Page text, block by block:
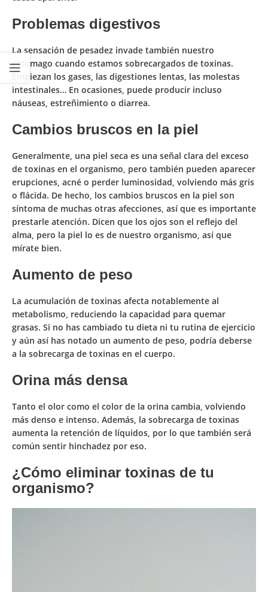
Problemas digestivos
La sensación de pesadez invade también nuestro
estomago cuando estamos sobrecargados de toxinas.
Empiezan los gases, las digestiones lentas, las molestas
intestinales… En ocasiones, puede producir incluso
náuseas, estreñimiento o diarrea.
Cambios bruscos en la piel
Generalmente, una piel seca es una señal clara del exceso
de toxinas en el organismo, pero también pueden aparecer
erupciones, acné o perder luminosidad, volviendo más gris
o flácida. De hecho, los cambios bruscos en la piel son
síntoma de muchas otras afecciones, así que es importante
prestarle atención. Dicen que los ojos son el reflejo del
alma, pero la piel lo es de nuestro organismo, así que
mírate bien.
Aumento de peso
La acumulación de toxinas afecta notablemente al
metabolismo, reduciendo la capacidad para quemar
grasas. Si no has cambiado tu dieta ni tu rutina de ejercicio
y aún así has notado un aumento de peso, podría deberse
a la sobrecarga de toxinas en el cuerpo.
Orina más densa
Tanto el olor como el color de la orina cambia, volviendo
más denso e intenso. Además, la sobrecarga de toxinas
aumenta la retención de líquidos, por lo que también será
común sentir hinchadez por eso.
¿Cómo eliminar toxinas de tu
organismo?